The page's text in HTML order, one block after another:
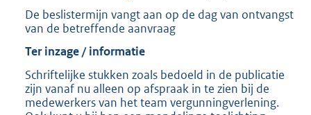
De beslistermijn vangt aan op de dag van ontvangst
van de betreffende aanvraag
Ter inzage / informatie
Schriftelijke stukken zoals bedoeld in de publicatie
zijn vanaf nu alleen op afspraak in te zien bij de
medewerkers van het team vergunningverlening.